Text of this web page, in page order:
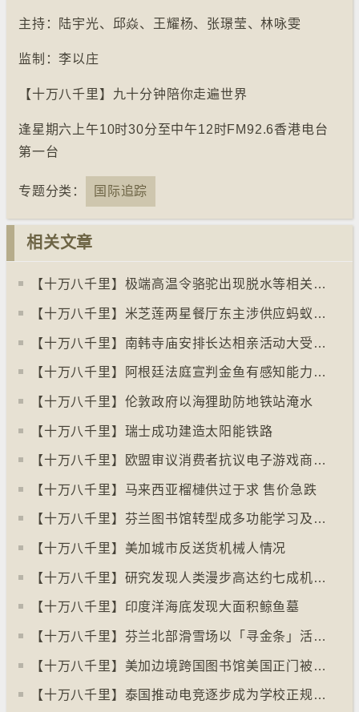
主持：陆宇光、邱焱、王耀杨、张璟莹、林咏雯
监制：李以庄
【十万八千里】九十分钟陪你走遍世界
逢星期六上午10时30分至中午12时FM92.6香港电台
第一台
专题分类： 国际追踪
相关文章
【十万八千里】极端高温令骆驼出现脱水等相关疾病
【十万八千里】米芝莲两星餐厅东主涉供应蚂蚁菜式 检方求囚一年
【十万八千里】南韩寺庙安排长达相亲活动大受欢迎
【十万八千里】阿根廷法庭宣判金鱼有感知能力须从寿司店移走
【十万八千里】伦敦政府以海狸助防地铁站淹水
【十万八千里】瑞士成功建造太阳能铁路
【十万八千里】欧盟审议消费者抗议电子游戏商关闭伺服器
【十万八千里】马来西亚榴槤供过于求 售价急跌
【十万八千里】芬兰图书馆转型成多功能学习及娱乐中心
【十万八千里】美加城市反送货机械人情况
【十万八千里】研究发现人类漫步高达约七成机率「逆时针」行走
【十万八千里】印度洋海底发现大面积鲸鱼墓
【十万八千里】芬兰北部滑雪场以「寻金条」活动吸引游客
【十万八千里】美加边境跨国图书馆美国正门被禁另开「加拿大」门
【十万八千里】泰国推动电竞逐步成为学校正规课程